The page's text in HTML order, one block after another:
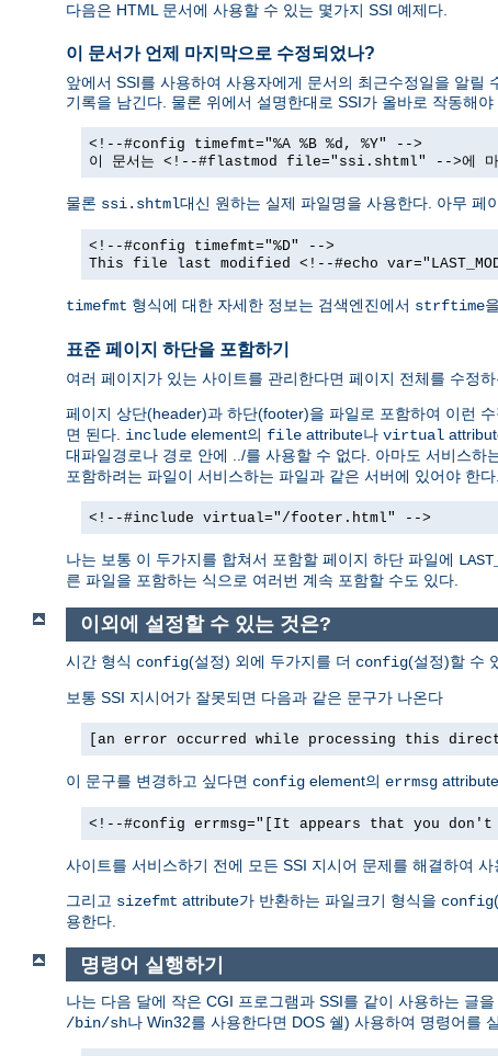
다음은 HTML 문서에 사용할 수 있는 몇가지 SSI 예제다.
이 문서가 언제 마지막으로 수정되었나?
앞에서 SSI를 사용하여 사용자에게 문서의 최근수정일을 알
기록을 남긴다. 물론 위에서 설명한대로 SSI가 올바로 작동해야
<!--#config timefmt="%A %B %d, %Y" -->
이 문서는 <!--#flastmod file="ssi.shtml" -->에 마지
물론 ssi.shtml대신 원하는 실제 파일명을 사용한다. 아무 페
<!--#config timefmt="%D" -->
This file last modified <!--#echo
timefmt 형식에 대한 자세한 정보는 검색엔진에서 strftime
표준 페이지 하단을 포함하기
여러 페이지가 있는 사이트를 관리한다면 페이지 전체를 수정
페이지 상단(header)과 하단(footer)을 파일로 포함하여 이런
면 된다. include element의 file attribute나 virtual
대파일경로나 경로 안에 ../를 사용할 수 없다. 아마도 서비스하
포함하려는 파일이 서비스하는 파일과 같은 서버에 있어야 한다.
<!--#include virtual="/footer.html" -->
나는 보통 이 두가지를 합쳐서 포함할 페이지 하단 파일에
른 파일을 포함하는 식으로 여러번 계속 포함할 수도 있다.
이외에 설정할 수 있는 것은?
시간 형식 config(설정) 외에 두가지를 더 config(설정)할 수
보통 SSI 지시어가 잘못되면 다음과 같은 문구가 나온다
[an error occurred while processing this
이 문구를 변경하고 싶다면 config element의 errmsg
<!--#config errmsg="[It appears that you don't
사이트를 서비스하기 전에 모든 SSI 지시어 문제를 해결하여
그리고 sizefmt attribute가 반환하는 파일크기 형식을 config
용한다.
명령어 실행하기
나는 다음 달에 작은 CGI 프로그램과 SSI를 같이 사용하는 글
/bin/sh나 Win32를 사용한다면 DOS 쉘) 사용하여 명령어를